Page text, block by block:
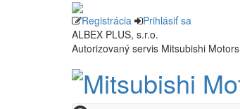
Registrácia
Prihlásiť sa
ALBEX PLUS, s.r.o.
Autorizovaný servis Mitsubishi Motors